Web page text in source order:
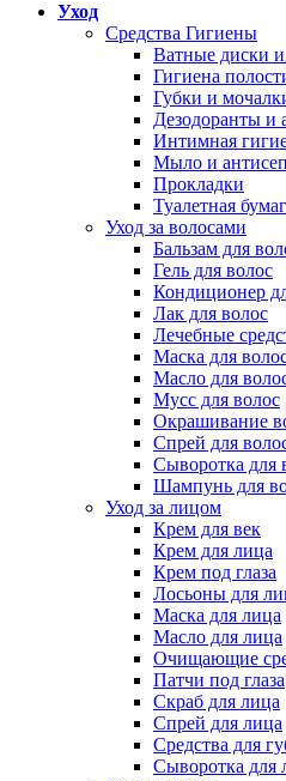
Уход
Средства Гигиены
Ватные диски
Гигиена
Губки и
Дезодоранты и
Интимная
Мыло и
Прокладки
Туалетная
Уход за волосами
Бальзам для
Гель для волос
Кондиционер
Лак для волос
Лечебные
Маска для
Масло для
Мусс для волос
Окрашивание
Спрей для
Сыворотка для
Шампунь для
Уход за лицом
Крем для век
Крем для лица
Крем под глаза
Лосьоны для
Маска для лица
Масло для лица
Очищающие
Патчи под глаза
Скраб для лица
Спрей для лица
Средства для
Сыворотка для